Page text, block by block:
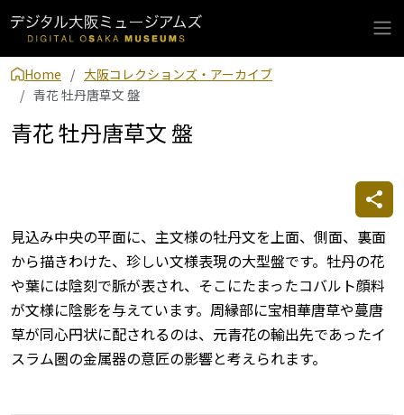
Home
大阪コレクションズ・アーカイブ
青花 牡丹唐草文 盤
青花 牡丹唐草文 盤
見込み中央の平面に、主文様の牡丹文を上面、側面、裏面
から描きわけた、珍しい文様表現の大型盤です。牡丹の花
や葉には陰刻で脈が表され、そこにたまったコバルト顔料
が文様に陰影を与えています。周縁部に宝相華唐草や蔓唐
草が同心円状に配されるのは、元青花の輸出先であったイ
スラム圏の金属器の意匠の影響と考えられます。